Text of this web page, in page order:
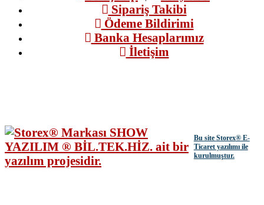
Sipariş Takibi
Ödeme Bildirimi
Banka Hesaplarımız
İletişim
Bu site Storex® E-
Ticaret yazılımı ile
kurulmuştur.